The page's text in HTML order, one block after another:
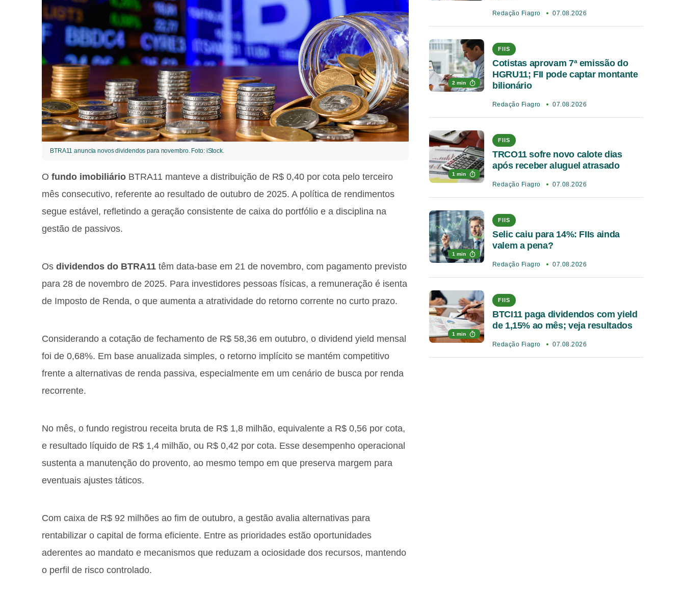
BTRA11 anuncia novos dividendos para novembro. Foto: iStock.
O fundo imobiliário BTRA11 manteve a distribuição de R$ 0,40 por cota pelo terceiro
mês consecutivo, referente ao resultado de outubro de 2025. A política de rendimentos
segue estável, refletindo a geração consistente de caixa do portfólio e a disciplina na
gestão de passivos.
Os dividendos do BTRA11 têm data-base em 21 de novembro, com pagamento previsto
para 28 de novembro de 2025. Para investidores pessoas físicas, a remuneração é isenta
de Imposto de Renda, o que aumenta a atratividade do retorno corrente no curto prazo.
Considerando a cotação de fechamento de R$ 58,36 em outubro, o dividend yield mensal
foi de 0,68%. Em base anualizada simples, o retorno implícito se mantém competitivo
frente a alternativas de renda passiva, especialmente em um cenário de busca por renda
recorrente.
No mês, o fundo registrou receita bruta de R$ 1,8 milhão, equivalente a R$ 0,56 por cota,
e resultado líquido de R$ 1,4 milhão, ou R$ 0,42 por cota. Esse desempenho operacional
sustenta a manutenção do provento, ao mesmo tempo em que preserva margem para
eventuais ajustes táticos.
Com caixa de R$ 92 milhões ao fim de outubro, a gestão avalia alternativas para
rentabilizar o capital de forma eficiente. Entre as prioridades estão oportunidades
aderentes ao mandato e mecanismos que reduzam a ociosidade dos recursos, mantendo
o perfil de risco controlado.
Redação Fiagro 07.08.2026
2 min
FIIS
Cotistas aprovam 7ª emissão do
HGRU11; FII pode captar montante
bilionário
Redação Fiagro 07.08.2026
1 min
FIIS
TRCO11 sofre novo calote dias
após receber aluguel atrasado
Redação Fiagro 07.08.2026
1 min
FIIS
Selic caiu para 14%: FIIs ainda
valem a pena?
Redação Fiagro 07.08.2026
1 min
FIIS
BTCI11 paga dividendos com yield
de 1,15% ao mês; veja resultados
Redação Fiagro 07.08.2026